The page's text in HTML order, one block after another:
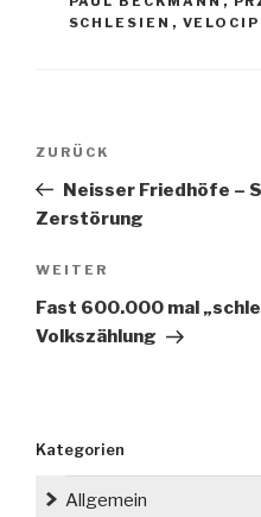
SCHLESIEN ,
Vorheriger
Beitrag
ZURÜCK
Neisser Friedhöfe –
Zerstörung
Nächster
Beitrag
WEITER
Fast 600.000 mal
Volkszählung
Kategorien
Allgemein